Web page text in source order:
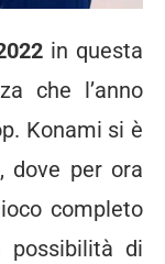
in questa
che l’anno
Konami si è
dove per ora
completo
possibilità di